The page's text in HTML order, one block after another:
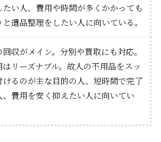
たい人、費用や時間が多くかかっても
と遺品整理をしたい人に向いている。
収がメイン。分別や買取にも対応。
リーズナブル。故人の不用品をスッ
けるのが主な目的の人、短時間で完了
、費用を安く抑えたい人に向いてい